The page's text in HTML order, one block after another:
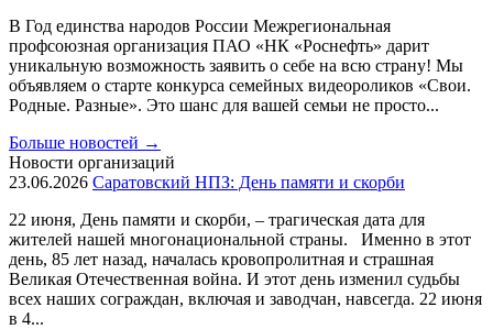
В Год единства народов России Межрегиональная
профсоюзная организация ПАО «НК «Роснефть» дарит
уникальную возможность заявить о себе на всю страну! Мы
объявляем о старте конкурса семейных видеороликов «Свои.
Родные. Разные». Это шанс для вашей семьи не просто...
Больше новостей →
Новости организаций
23.06.2026 Саратовский НПЗ: День памяти и скорби
22 июня, День памяти и скорби, – трагическая дата для
жителей нашей многонациональной страны. Именно в этот
день, 85 лет назад, началась кровопролитная и страшная
Великая Отечественная война. И этот день изменил судьбы
всех наших сограждан, включая и заводчан, навсегда. 22 июня
в 4...